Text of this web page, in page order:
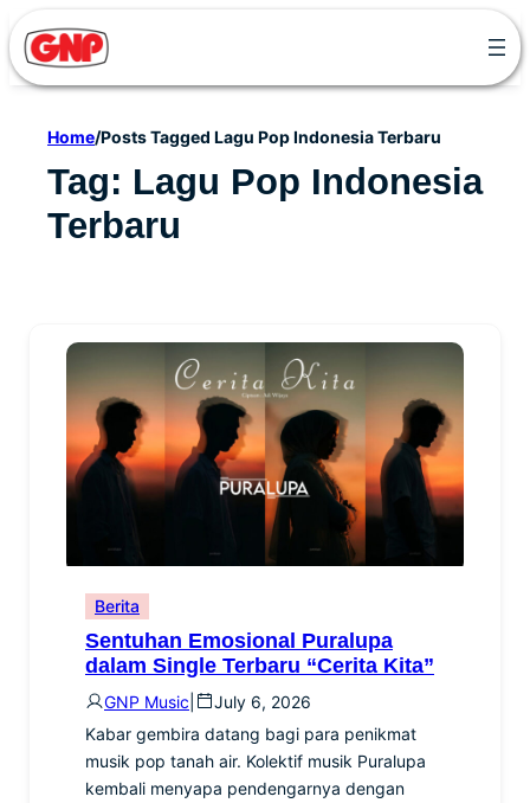
to
content
Home/Posts Tagged Lagu Pop Indonesia Terbaru
Tag: Lagu Pop Indonesia
Terbaru
Berita
Sentuhan Emosional Puralupa
dalam Single Terbaru “Cerita Kita”
GNP Music
July 6, 2026
Kabar gembira datang bagi para penikmat
musik pop tanah air. Kolektif musik Puralupa
kembali menyapa pendengarnya dengan